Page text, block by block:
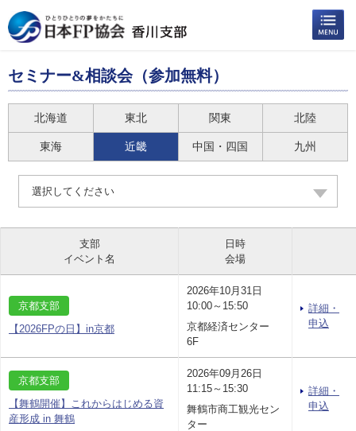
セミナー&相談会（参加無料）
北海道 東北 関東 北陸
東海 近畿 中国・四国 九州
選択してください
支部
イベント名
日時
会場
京都支部
【2026FPの日】in京都
2026年10月31日
10:00～15:50
京都経済センター
6F
詳細・
申込
京都支部
【舞鶴開催】これからはじめる資
産形成 in 舞鶴
2026年09月26日
11:15～15:30
舞鶴市商工観光セン
ター
詳細・
申込